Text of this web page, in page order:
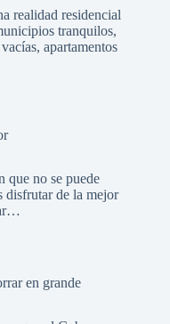
realidad residencial
tranquilos,
apartamentos
que no se puede
disfrutar de la mejor
en grande